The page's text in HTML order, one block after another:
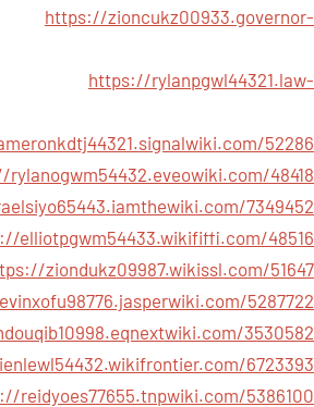
https://zioncukz00933.governor-
https://rylanpgwl44321.law-